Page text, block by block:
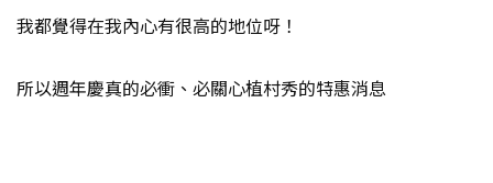
我都覺得在我內心有很高的地位呀！
所以週年慶真的必衝、必關心植村秀的特惠消息